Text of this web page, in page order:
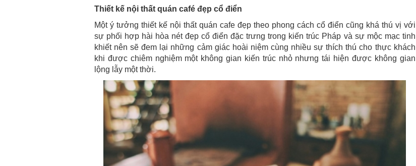
Thiết kế nội thất quán café đẹp cổ điển
Một ý tưởng thiết kế nội thất quán cafe đẹp theo phong cách cổ điển cũng khá thú vị với
sự phối hợp hài hòa nét đẹp cổ điển đặc trưng trong kiến trúc Pháp và sự mộc mạc tinh
khiết nên sẽ đem lại những cảm giác hoài niệm cùng nhiều sự thích thú cho thực khách
khi được chiêm nghiệm một không gian kiến trúc nhỏ nhưng tái hiện được không gian
lộng lẫy một thời.